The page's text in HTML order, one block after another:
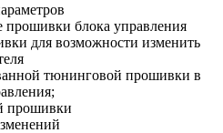
прошивки блока управления
для возможности изменить
тюнинговой прошивки в
прошивки